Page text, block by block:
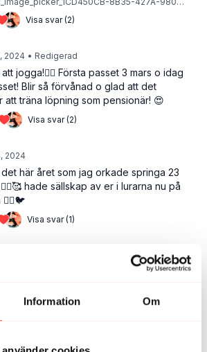
Information Om
Visa svar (2)
2024 • Redigerad
jogga!🏃‍♀️ Första passet 3 mars o idag
Blir så förvånad o glad att det
träna löpning som pensionär! 😍
Visa svar (2)
2024
här året som jag orkade springa 23
hade sällskap av er i lurarna nu på
Visa svar (1)
perfekt med två varv på detta pass på